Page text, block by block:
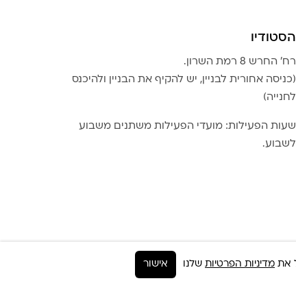
הסטודיו
רח׳ החרש 8 רמת השרון.
(כניסה אחורית לבניין, יש להקיף את הבניין ולהיכנס
לחנייה)
שעות הפעילות: מועדי הפעילות משתנים משבוע
לשבוע.
מדיניות הפרטיות שלנו אישור